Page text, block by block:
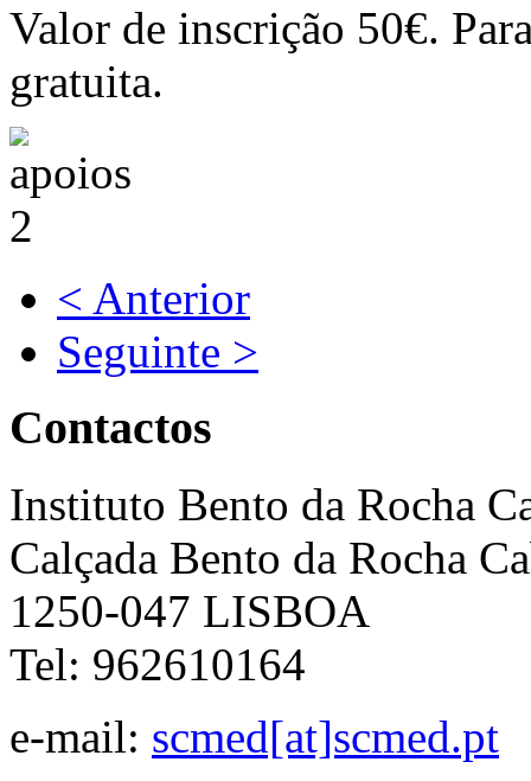
Valor de inscrição 50€.
gratuita.
< Anterior
Seguinte >
Contactos
Instituto Bento da Rocha
Calçada Bento da Rocha
1250-047 LISBOA
Tel: 962610164
e-mail: scmed[at]scmed.pt